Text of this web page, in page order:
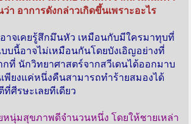
า อาการดังกล่าวเกิดขึ้นเพราะอะไร
าจเคยรู้สึกมึนหัว เหมือนกับมีใครมาทุบที่
บนี้อาจไม่เหมือนกันโดยบังเอิญอย่างที่
กที่ นักวิทยาศาสตร์จากสวีเดนได้ออกมาบ
พียงแค่หนึ่งคืนสามารถทำร้ายสมองได้
ศีรษะเลยทีเดียว
หนุ่มสุขภาพดีจำนวนหนึ่ง โดยให้ชายเหล่า